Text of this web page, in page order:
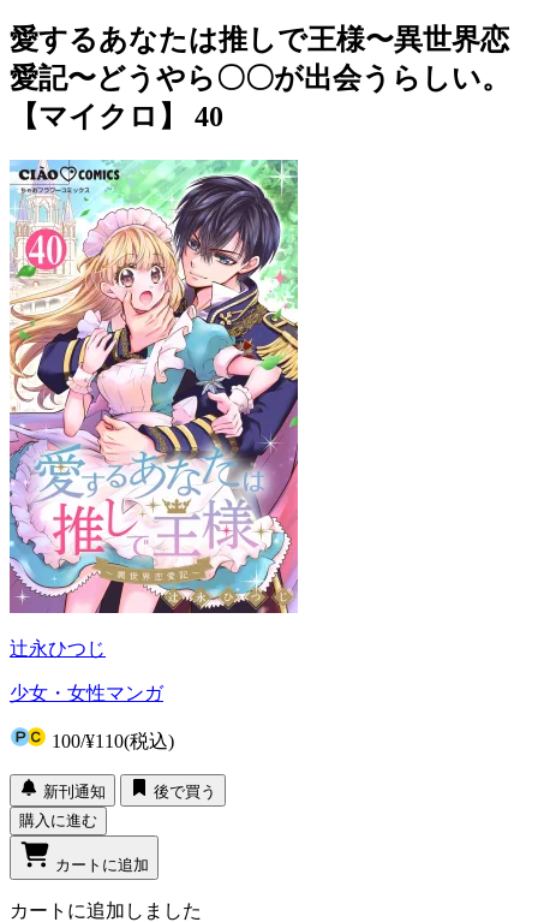
愛するあなたは推しで王様〜異世界恋
愛記〜どうやら〇〇が出会うらしい。
【マイクロ】 40
辻永ひつじ
少女・女性マンガ
100/¥110(税込)
新刊通知
後で買う
購入に進む
カートに追加
カートに追加しました